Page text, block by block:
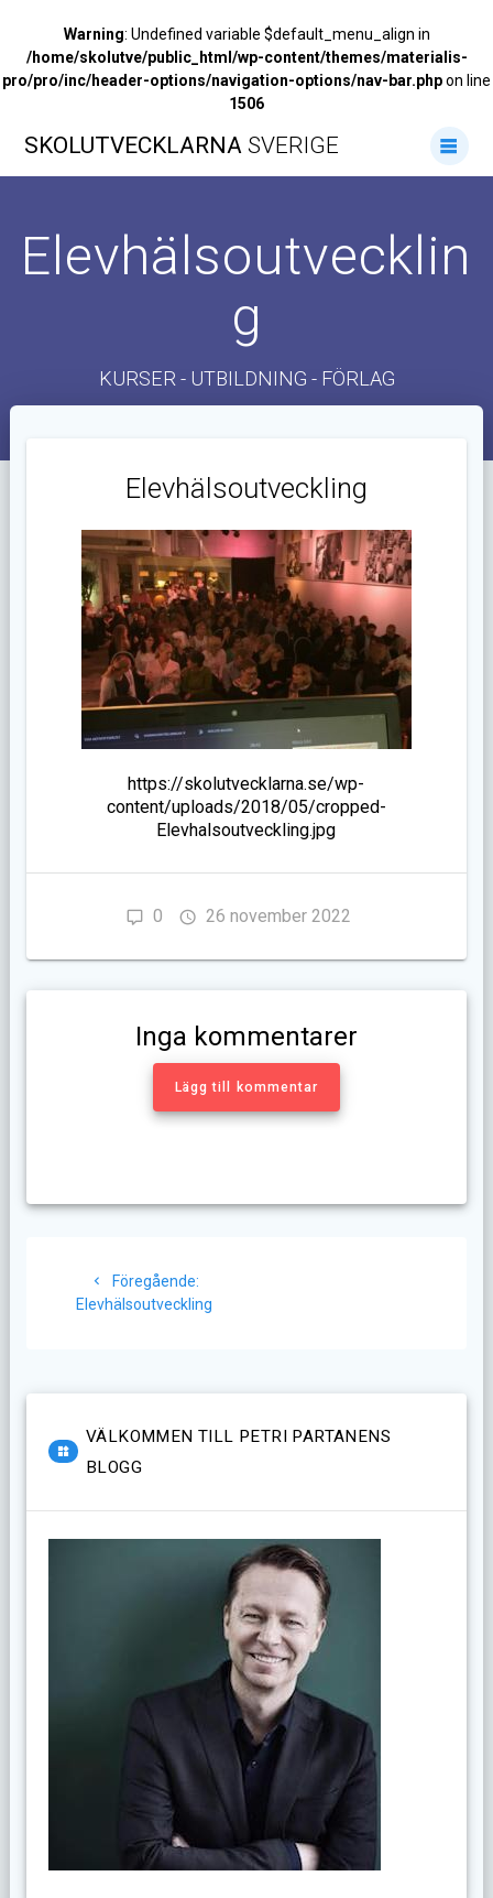
Warning: Undefined variable $default_menu_align in
/home/skolutve/public_html/wp-content/themes/materialis-
pro/pro/inc/header-options/navigation-options/nav-bar.phpon line
1506
till
SKOLUTVECKLARNA SVERIGE
Elevhälsoutvecklin
g
KURSER - UTBILDNING - FÖRLAG
Elevhälsoutveckling
https://skolutvecklarna.se/wp-
content/uploads/2018/05/cropped-
Elevhalsoutveckling.jpg
0 26 november 2022
Inga kommentarer
Lägg till kommentar
Föregående:
inlägg:
Elevhälsoutveckling
VÄLKOMMEN TILL PETRI PARTANENS
BLOGG